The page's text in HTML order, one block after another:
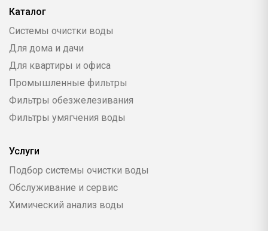
Каталог
Системы очистки воды
Для дома и дачи
Для квартиры и офиса
Промышленные фильтры
Фильтры обезжелезивания
Фильтры умягчения воды
Услуги
Подбор системы очистки воды
Обслуживание и сервис
Химический анализ воды